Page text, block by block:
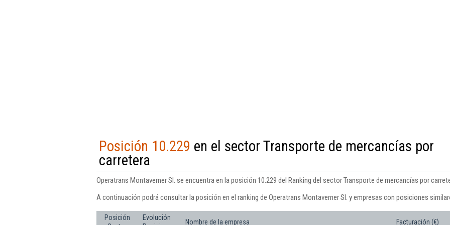
Posición 10.229 en el sector Transporte de mercancías por
carretera
Operatrans Montaverner Sl. se encuentra en la posición 10.229 del Ranking del sector Transporte de mercancías por
A continuación podrá consultar la posición en el ranking de Operatrans Montaverner Sl. y empresas con posiciones
Posición
Evolución
Nombre de la empresa Facturación (€)